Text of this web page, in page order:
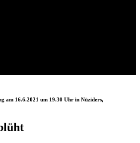
am 16.6.2021 um 19.30 Uhr in Nüziders,